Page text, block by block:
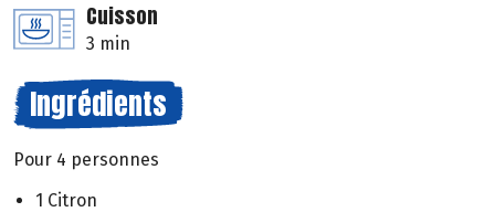
Cuisson
3 min
Ingrédients
Pour 4 personnes
1 Citron